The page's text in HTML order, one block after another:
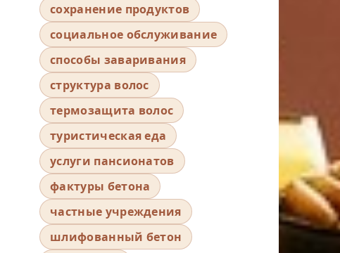
сохранение продуктов
социальное обслуживание
способы заваривания
структура волос
термозащита волос
туристическая еда
услуги пансионатов
фактуры бетона
частные учреждения
шлифованный бетон